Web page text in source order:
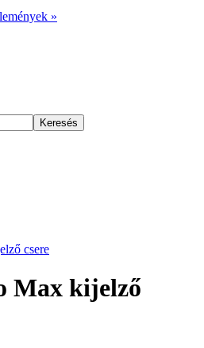
»
Keresés
csere
Max kijelző